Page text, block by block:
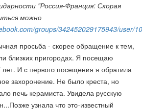
"Россия-Франция: Скорая
можно
groups/342452029175943/user/
просьба - скорее обращение к тем,
близких пригородах. Я посещаю
лет. И с первого посещения я обратила
захоронение. Не было креста, но
печь керамиста. Увидела русскую
узнала что это-известный